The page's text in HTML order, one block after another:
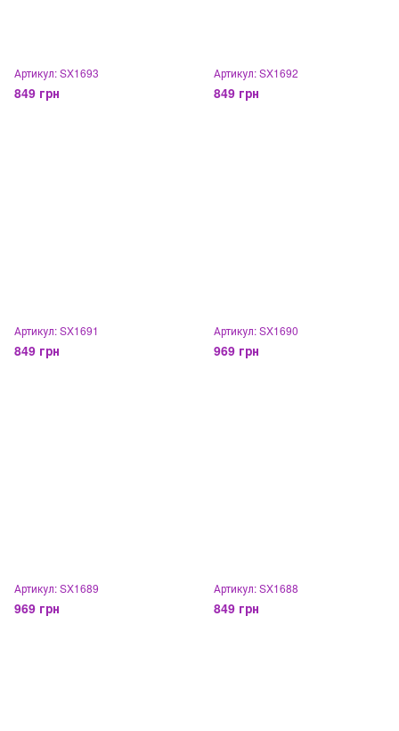
Артикул: SX1693
849 грн
Артикул: SX1692
849 грн
Артикул: SX1691
849 грн
Артикул: SX1690
969 грн
Артикул: SX1689
969 грн
Артикул: SX1688
849 грн